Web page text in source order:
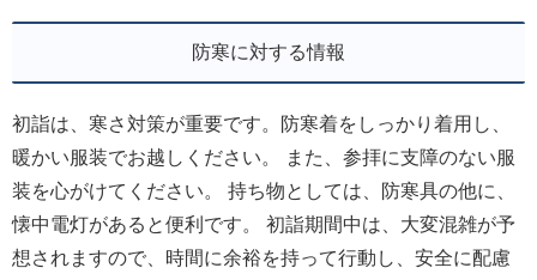
防寒に対する情報
初詣は、寒さ対策が重要です。防寒着をしっかり着用し、
暖かい服装でお越しください。 また、参拝に支障のない服
装を心がけてください。 持ち物としては、防寒具の他に、
懐中電灯があると便利です。 初詣期間中は、大変混雑が予
想されますので、時間に余裕を持って行動し、安全に配慮